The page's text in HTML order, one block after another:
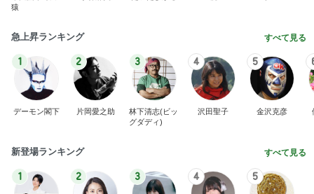
猿
急上昇ランキング すべて見る
1
デーモン閣下
2
片岡愛之助
3
林下清志(ビッ
グダディ)
4
沢田聖子
5
金沢克彦
新登場ランキング すべて見る
1 2 3 4 5